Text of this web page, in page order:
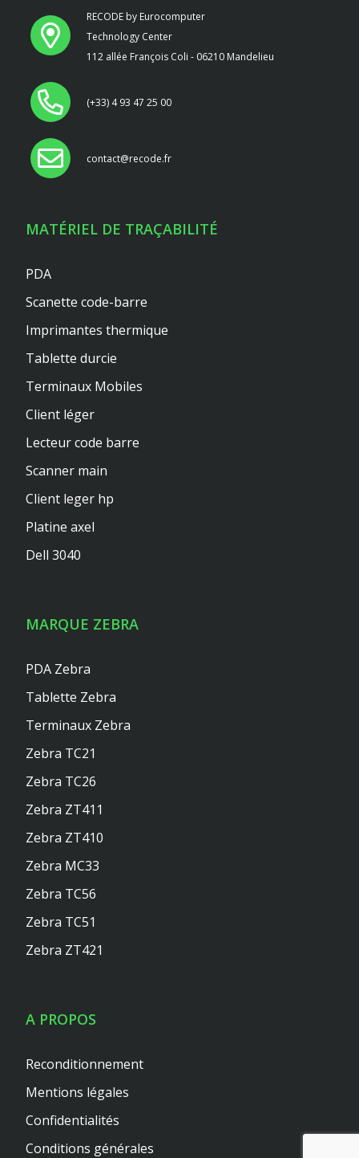
RECODE by Eurocomputer
Technology Center
112 allée François Coli - 06210 Mandelieu
(+33) 4 93 47 25 00
contact@recode.fr
MATÉRIEL DE TRAÇABILITÉ
PDA
Scanette code-barre
Imprimantes thermique
Tablette durcie
Terminaux Mobiles
Client léger
Lecteur code barre
Scanner main
Client leger hp
Platine axel
Dell 3040
MARQUE ZEBRA
PDA Zebra
Tablette Zebra
Terminaux Zebra
Zebra TC21
Zebra TC26
Zebra ZT411
Zebra ZT410
Zebra MC33
Zebra TC56
Zebra TC51
Zebra ZT421
A PROPOS
Reconditionnement
Mentions légales
Confidentialités
Conditions générales